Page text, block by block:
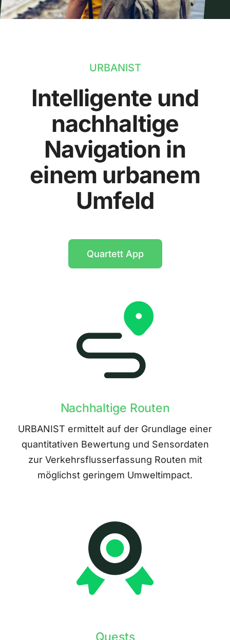
URBANIST
Intelligente und
nachhaltige
Navigation in
einem urbanem
Umfeld
Quartett App
Nachhaltige Routen
URBANIST ermittelt auf der Grundlage einer
quantitativen Bewertung und Sensordaten
zur Verkehrsflusserfassung Routen mit
möglichst geringem Umweltimpact.
Quests